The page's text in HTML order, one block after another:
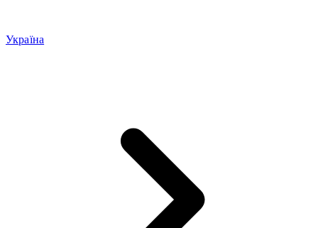
Україна